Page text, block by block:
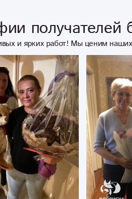
получателей
и ярких работ! Мы ценим